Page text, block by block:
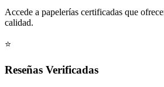
Accede a papelerías certificadas que
calidad.
⭐
Reseñas Verificadas